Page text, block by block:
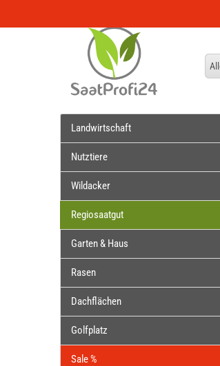
Landwirtschaft
Nutztiere
Wildacker
Regiosaatgut
Garten & Haus
Rasen
Dachflächen
Golfplatz
Sale %